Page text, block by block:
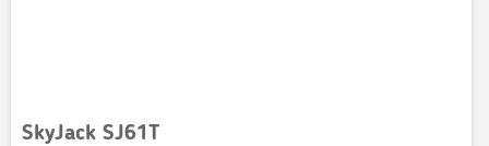
SkyJack SJ61T